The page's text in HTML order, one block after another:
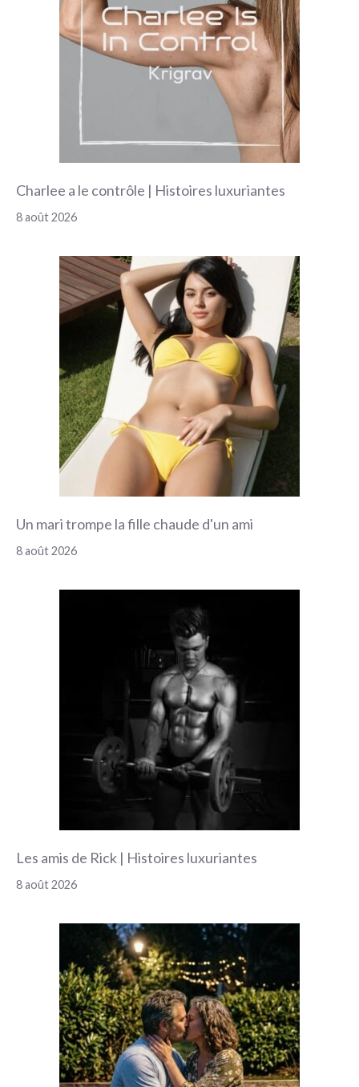
Charlee a le contrôle | Histoires luxuriantes
8 août 2026
Un mari trompe la fille chaude d'un ami
8 août 2026
Les amis de Rick | Histoires luxuriantes
8 août 2026